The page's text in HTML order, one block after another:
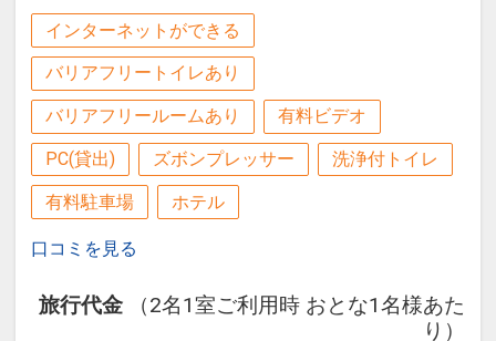
インターネットができる
バリアフリートイレあり
バリアフリールームあり 有料ビデオ
PC(貸出) ズボンプレッサー 洗浄付トイレ
有料駐車場 ホテル
口コミを見る
旅行代金
（2名1室ご利用時 おとな1名様あた
り）